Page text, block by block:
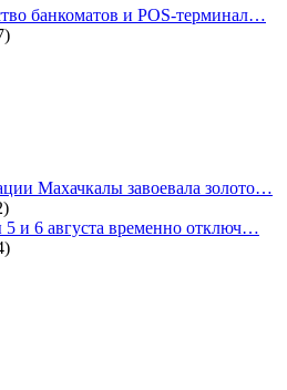
банкоматов и POS-терминал…
Махачкалы завоевала золото…
и 6 августа временно отключ…